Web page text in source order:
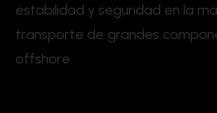
estabilidad y seguridad en la ma
transporte de grandes compon
offshore.